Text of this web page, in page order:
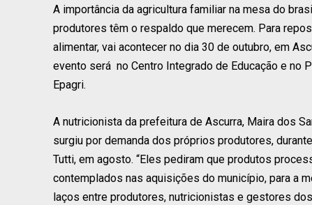
A importância da agricultura familiar na mesa do
produtores têm o respaldo que merecem. Para
alimentar, vai acontecer no dia 30 de outubro, em
evento será no Centro Integrado de Educação e no
Epagri.
A nutricionista da prefeitura de Ascurra, Maira dos
surgiu por demanda dos próprios produtores,
Tutti, em agosto. “Eles pediram que produtos
contemplados nas aquisições do município, para a
laços entre produtores, nutricionistas e gestores